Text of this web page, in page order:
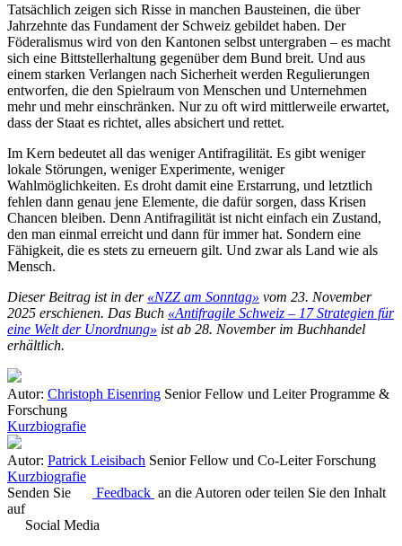
Tatsächlich zeigen sich Risse in manchen Bausteinen, die über
Jahrzehnte das Fundament der Schweiz gebildet haben. Der
Föderalismus wird von den Kantonen selbst untergraben – es macht
sich eine Bittstellerhaltung gegenüber dem Bund breit. Und aus
einem starken Verlangen nach Sicherheit werden Regulierungen
entworfen, die den Spielraum von Menschen und Unternehmen
mehr und mehr einschränken. Nur zu oft wird mittlerweile erwartet,
dass der Staat es richtet, alles absichert und rettet.
Im Kern bedeutet all das weniger Antifragilität. Es gibt weniger
lokale Störungen, weniger Experimente, weniger
Wahlmöglichkeiten. Es droht damit eine Erstarrung, und letztlich
fehlen dann genau jene Elemente, die dafür sorgen, dass Krisen
Chancen bleiben. Denn Antifragilität ist nicht einfach ein Zustand,
den man einmal erreicht und dann für immer hat. Sondern eine
Fähigkeit, die es stets zu erneuern gilt. Und zwar als Land wie als
Mensch.
Dieser Beitrag ist in der «NZZ am Sonntag» vom 23. November
2025 erschienen. Das Buch «Antifragile Schweiz – 17 Strategien für
eine Welt der Unordnung» ist ab 28. November im Buchhandel
erhältlich.
Autor: Christoph Eisenring Senior Fellow und Leiter Programme &
Forschung
Kurzbiografie
Autor: Patrick Leisibach Senior Fellow und Co-Leiter Forschung
Kurzbiografie
Senden Sie
Feedback an die Autoren oder teilen Sie den Inhalt
auf
Social Media